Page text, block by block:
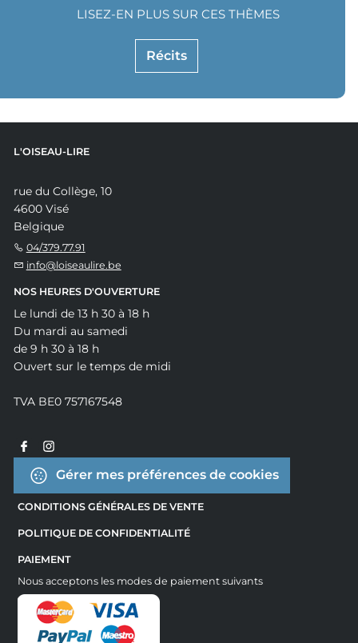
Récits
LISEZ-EN PLUS SUR CES THÈMES
L'OISEAU-LIRE
rue du Collège, 10
4600 Visé
Belgique
04/379.77.91
info@loiseaulire.be
NOS HEURES D'OUVERTURE
Le lundi de 13 h 30 à 18 h
Du mardi au samedi
de 9 h 30 à 18 h
Ouvert sur le temps de midi
TVA BE0 757167548
Gérer mes préférences de cookies
CONDITIONS GÉNÉRALES DE VENTE
POLITIQUE DE CONFIDENTIALITÉ
PAIEMENT
Nous acceptons les modes de paiement suivants